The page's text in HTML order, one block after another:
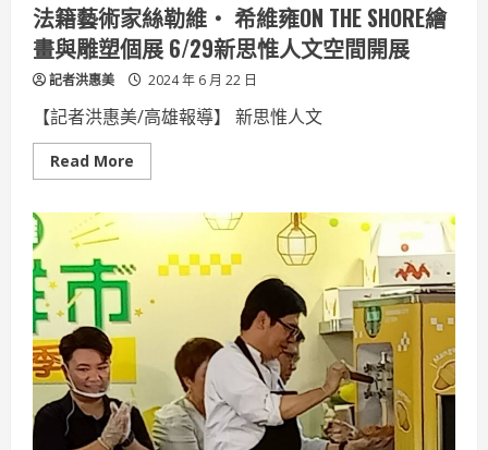
法籍藝術家絲勒維‧ 希維雍ON THE SHORE繪
畫與雕塑個展 6/29新思惟人文空間開展
記者洪惠美 2024 年 6 月 22 日
【記者洪惠美/高雄報導】 新思惟人文
Read More
more
藝
家
維‧
維
ON
THE
SHORE
繪
畫